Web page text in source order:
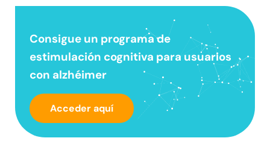
Consigue un programa de
estimulación cognitiva para usuarios
con alzhéimer
Acceder aquí